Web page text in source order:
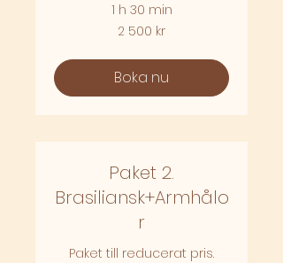
1 h 30 min
2 500 kr
Boka nu
Paket 2.
Brasiliansk+Armhålo
r
Paket till reducerat pris.